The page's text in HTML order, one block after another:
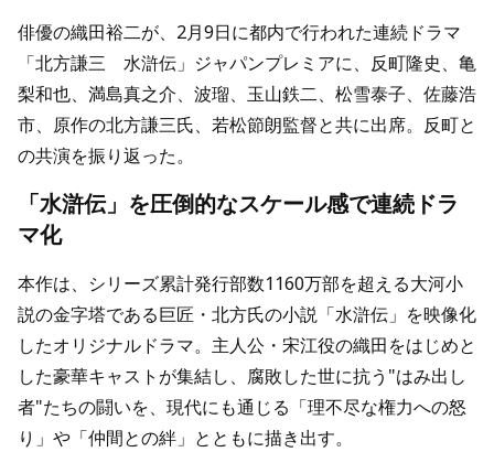
俳優の織田裕二が、2月9日に都内で行われた連続ドラマ
「北方謙三 水滸伝」ジャパンプレミアに、反町隆史、亀
梨和也、満島真之介、波瑠、玉山鉄二、松雪泰子、佐藤浩
市、原作の北方謙三氏、若松節朗監督と共に出席。反町と
の共演を振り返った。
「水滸伝」を圧倒的なスケール感で連続ドラ
マ化
本作は、シリーズ累計発行部数1160万部を超える大河小
説の金字塔である巨匠・北方氏の小説「水滸伝」を映像化
したオリジナルドラマ。主人公・宋江役の織田をはじめと
した豪華キャストが集結し、腐敗した世に抗う"はみ出し
者"たちの闘いを、現代にも通じる「理不尽な権力への怒
り」や「仲間との絆」とともに描き出す。